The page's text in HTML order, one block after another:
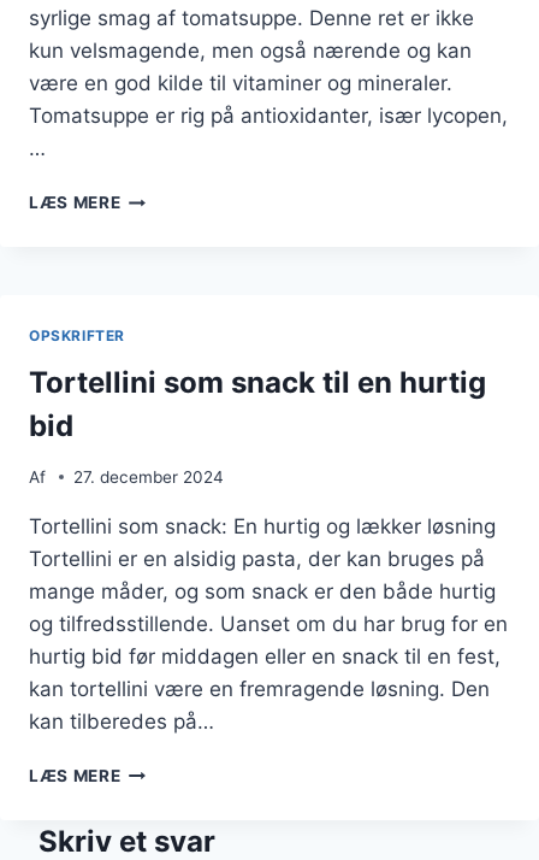
syrlige smag af tomatsuppe. Denne ret er ikke
kun velsmagende, men også nærende og kan
være en god kilde til vitaminer og mineraler.
Tomatsuppe er rig på antioxidanter, især lycopen,
…
LÆS MERETORTELLINI
OPSKRIFTER
Tortellini som snack til en hurtig
bid
Af 27. december 2024
Tortellini som snack: En hurtig og lækker løsning
Tortellini er en alsidig pasta, der kan bruges på
mange måder, og som snack er den både hurtig
og tilfredsstillende. Uanset om du har brug for en
hurtig bid før middagen eller en snack til en fest,
kan tortellini være en fremragende løsning. Den
kan tilberedes på…
LÆS MERETORTELLINI
TIL
Skriv et svar